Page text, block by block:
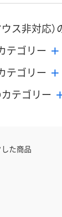
ス非対応
テゴリー
テゴリー
テゴリー
た商品